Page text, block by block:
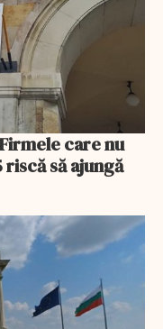
care nu
să ajungă